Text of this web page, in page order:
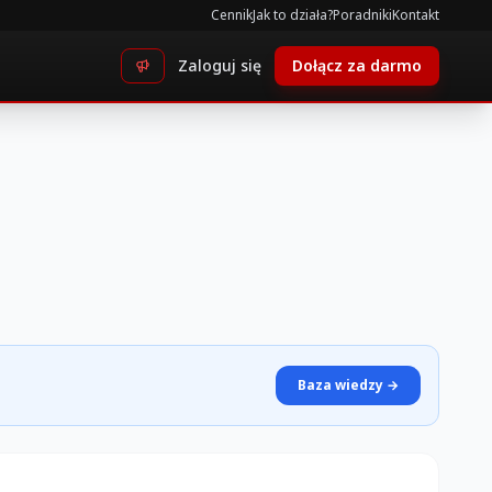
CennikJak to działa?PoradnikiKontakt
Zaloguj się Dołącz za darmo
Baza wiedzy →